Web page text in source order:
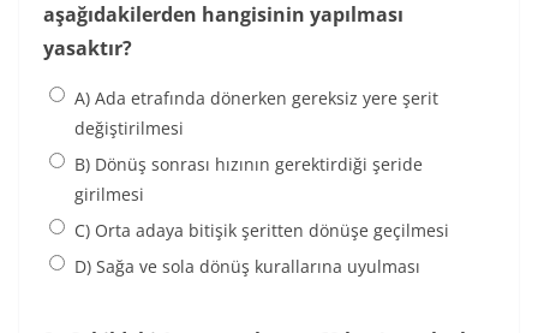
aşağıdakilerden hangisinin yapılması
yasaktır?
A) Ada etrafında dönerken gereksiz yere şerit
değiştirilmesi
B) Dönüş sonrası hızının gerektirdiği şeride
girilmesi
C) Orta adaya bitişik şeritten dönüşe geçilmesi
D) Sağa ve sola dönüş kurallarına uyulması